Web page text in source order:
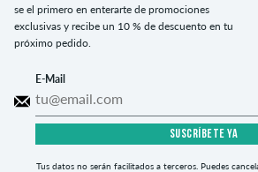
se el primero en enterarte de promociones
exclusivas y recibe un 10 % de descuento en tu
próximo pedido.
E-Mail
SUSCRÍBETE YA
Tus datos no serán facilitados a terceros. Puedes